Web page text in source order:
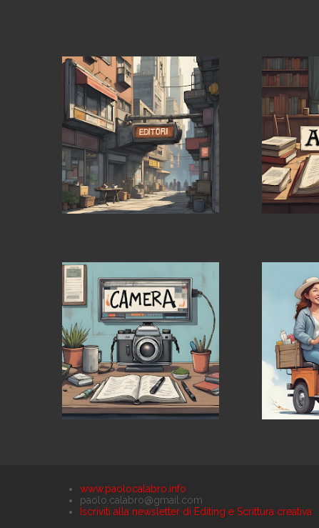
www.paolocalabro.info
paolo.calabro@gmail.com
Iscriviti alla newsletter di Editing e Scrittura creativa